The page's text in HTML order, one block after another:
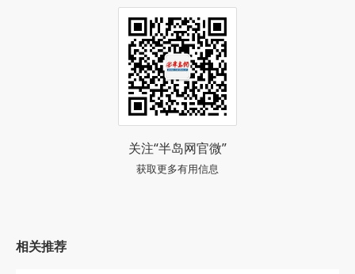
关注“半岛网官微”
获取更多有用信息
相关推荐